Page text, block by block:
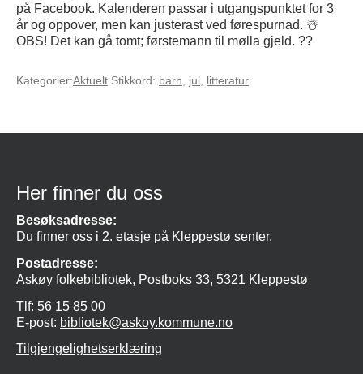
på Facebook. Kalenderen passar i utgangspunktet for 3
år og oppover, men kan justerast ved førespurnad. ☃️
OBS! Det kan gå tomt; førstemann til mølla gjeld. ??
Kategorier:Aktuelt Stikkord: barn jul litteratur
Her finner du oss
Besøksadresse:
Du finner oss i 2. etasje på Kleppestø senter.
Postadresse:
Askøy folkebibliotek, Postboks 33, 5321 Kleppestø
Tlf: 56 15 85 00
E-post: bibliotek@askoy.kommune.no
Tilgjengelighetserklæring